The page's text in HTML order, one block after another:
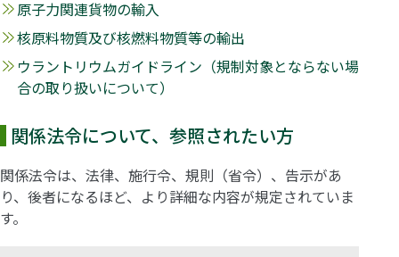
原子力関連貨物の輸入
核原料物質及び核燃料物質等の輸出
ウラントリウムガイドライン（規制対象とならない場
合の取り扱いについて）
関係法令について、参照されたい方
関係法令は、法律、施行令、規則（省令）、告示があ
り、後者になるほど、より詳細な内容が規定されていま
す。